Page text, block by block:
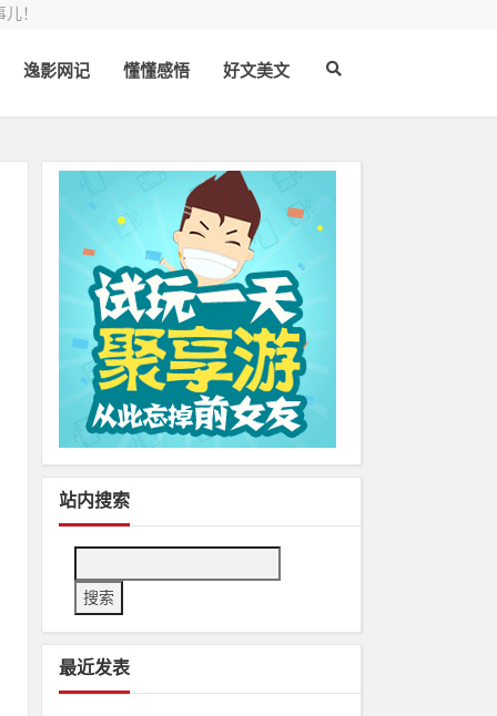
！
逸影网记 懂懂感悟 好文美文
站内搜索
最近发表